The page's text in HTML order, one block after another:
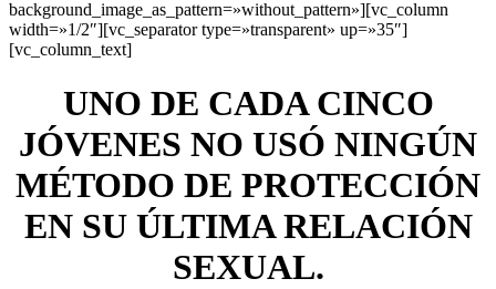
background_image_as_pattern=»without_pattern»][vc_column
width=»1/2″][vc_separator type=»transparent» up=»35″]
[vc_column_text]
UNO DE CADA CINCO
JÓVENES NO USÓ NINGÚN
MÉTODO DE PROTECCIÓN
EN SU ÚLTIMA RELACIÓN
SEXUAL.